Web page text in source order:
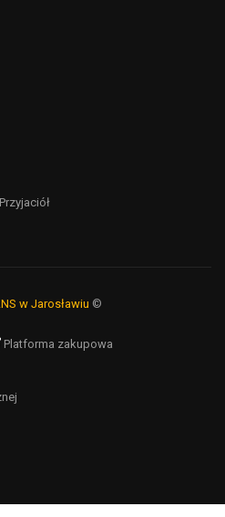
w Jarosławiu ©
Platforma zakupowa